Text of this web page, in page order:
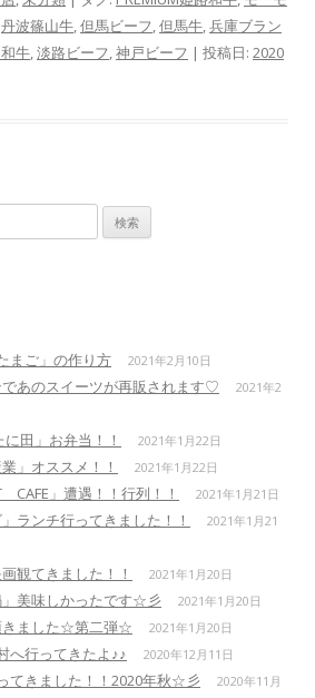
丹波篠山牛,但馬ビーフ,但馬牛,兵庫ブラン
牛,淡路ビーフ,神戸ビーフ | 投稿日: 2020
まご」の作り方 2021年2月10日
あのスイーツが再販されます♡
2021年2
田」お弁当！！ 2021年1月22日
」オススメ！！ 2021年1月22日
」遭遇！！行列！！ 2021年1月21日
ランチ行ってきました！！
2021年1月21
観てきました！！ 2021年1月20日
美味しかったです☆彡 2021年1月20日
きました☆第二弾☆ 2021年1月20日
へ行ってきたよ♪♪ 2020年12月11日
てきました！！2020年秋☆彡 2020年11月